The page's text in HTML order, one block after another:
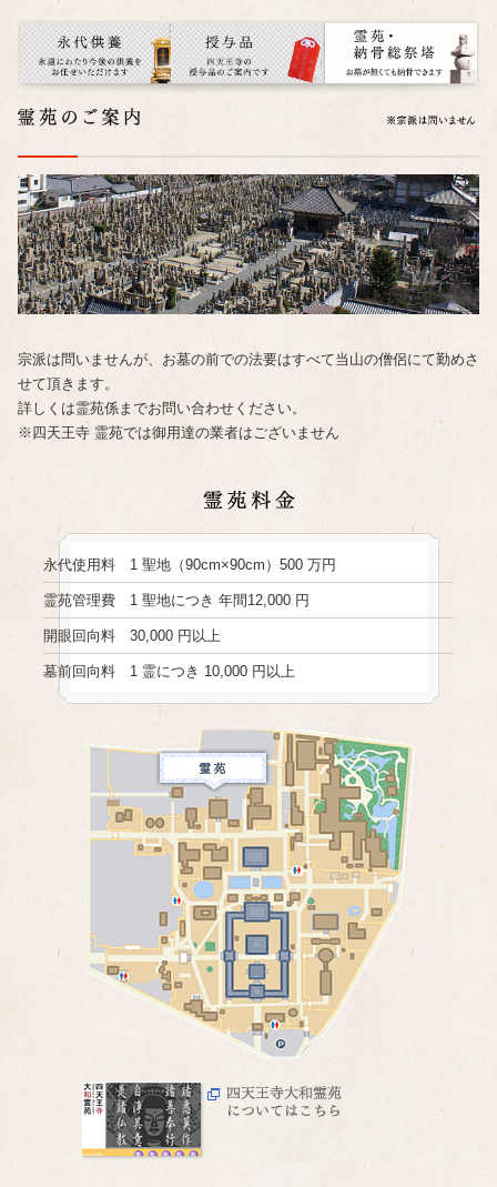
宗派は問いませんが、お墓の前での法要はすべて当山の僧侶にて勤めさ
せて頂きます。
詳しくは霊苑係までお問い合わせください。
※四天王寺 霊苑では御用達の業者はございません
永代使用料 1 聖地（90cm×90cm）500 万円
霊苑管理費 1 聖地につき 年間12,000 円
開眼回向料 30,000 円以上
墓前回向料 1 霊につき 10,000 円以上